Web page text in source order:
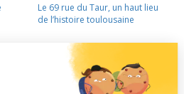
Le 69 rue du Taur, un haut lieu
de l’histoire toulousaine